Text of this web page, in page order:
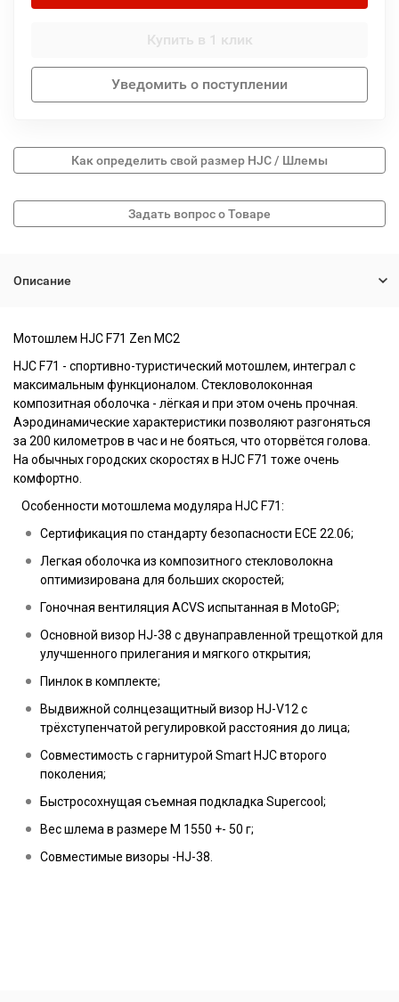
Купить в 1 клик
Уведомить о поступлении
Как определить свой размер HJC / Шлемы
Описание
Мотошлем HJC F71 Zen MC2
HJC F71 - спортивно-туристический мотошлем, интеграл с
максимальным функционалом. Стекловолоконная
композитная оболочка - лёгкая и при этом очень прочная.
Аэродинамические характеристики позволяют разгоняться
за 200 километров в час и не бояться, что оторвётся голова.
На обычных городских скоростях в HJC F71 тоже очень
комфортно.
Особенности мотошлема модуляра HJC F71:
Сертификация по стандарту безопасности ECE 22.06;
Легкая оболочка из композитного стекловолокна
оптимизирована для больших скоростей;
Гоночная вентиляция ACVS испытанная в MotoGP;
Основной визор HJ-38 с двунаправленной трещоткой для
улучшенного прилегания и мягкого открытия;
Пинлок в комплекте;
Выдвижной солнцезащитный визор HJ-V12 с
трёхступенчатой регулировкой расстояния до лица;
Совместимость с гарнитурой Smart HJC второго
поколения;
Быстросохнущая съемная подкладка Supercool;
Вес шлема в размере M 1550 +- 50 г;
Совместимые визоры -HJ-38.